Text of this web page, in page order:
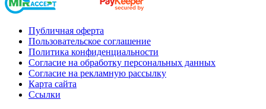
Публичная оферта
Пользовательское соглашение
Политика конфиденциальности
Согласие на обработку персональных данных
Согласие на рекламную рассылку
Карта сайта
Ссылки